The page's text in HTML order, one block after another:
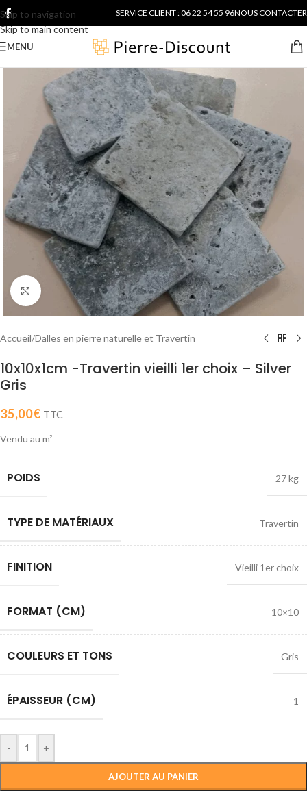
Skip to navigation
Skip to main content
SERVICE CLIENT : 06 22 54 55 96NOUS CONTACTER
MENU
Cliquer pour agrandir
Accueil/Dalles en pierre naturelle et Travertin
10x10x1cm -Travertin vieilli 1er choix – Silver
Gris
35,00€ TTC
Vendu au m²
POIDS 27 kg
TYPE DE MATÉRIAUX Travertin
FINITION Vieilli 1er choix
FORMAT (CM) 10×10
COULEURS ET TONS Gris
ÉPAISSEUR (CM) 1
- +
AJOUTER AU PANIER